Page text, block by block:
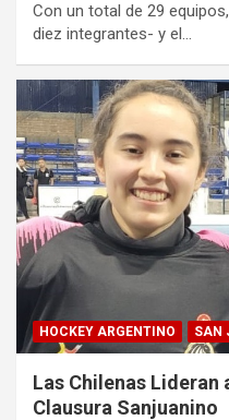
Con un total de 29
diez integrantes- y el…
HOCKEY ARGENTINO SAN
Las Chilenas Lideran
Clausura Sanjuanino